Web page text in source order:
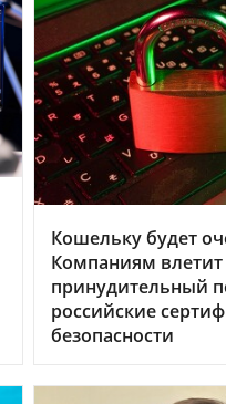
Кошельку будет
Компаниям влетит
принудительный
российские
безопасности